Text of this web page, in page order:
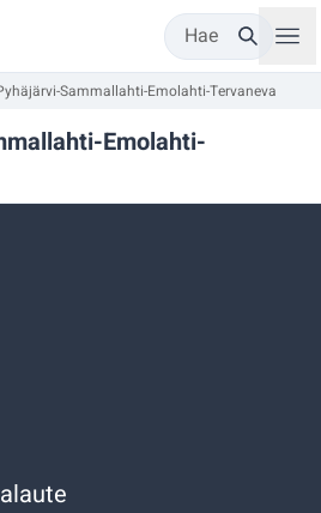
Hae
Sammallahti-Emolahti-Tervaneva
Emolahti-